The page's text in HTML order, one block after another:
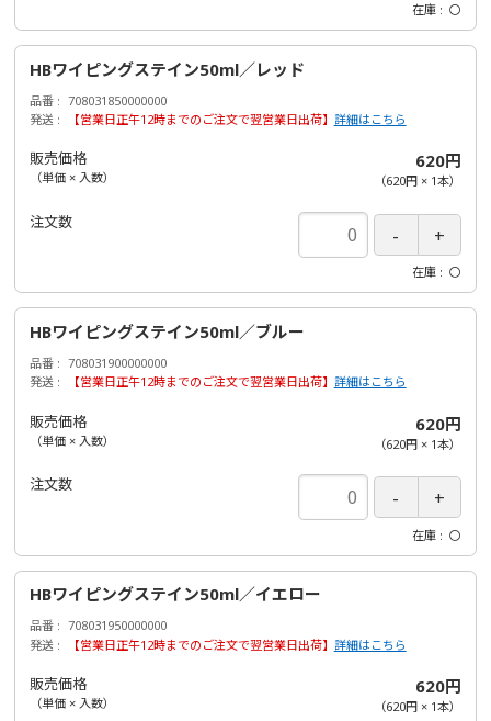
在庫 〇
HBワイピングステイン50ml／レッド
品番
708031850000000
発送
【営業日正午12時までのご注文で翌営業日出荷】 詳細はこちら
販売価格
（単価 × 入数）
620円
（620円× 1本）
注文数
在庫 〇
HBワイピングステイン50ml／ブルー
品番
708031900000000
発送
【営業日正午12時までのご注文で翌営業日出荷】 詳細はこちら
販売価格
（単価 × 入数）
620円
（620円× 1本）
注文数
在庫 〇
HBワイピングステイン50ml／イエロー
品番
708031950000000
発送
【営業日正午12時までのご注文で翌営業日出荷】 詳細はこちら
販売価格
（単価 × 入数）
620円
（620円× 1本）